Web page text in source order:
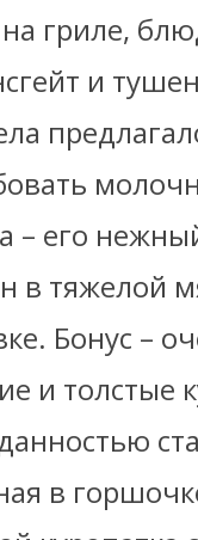
гриле,
и
– его
в тяжелой
Бонус –
и толстые
в